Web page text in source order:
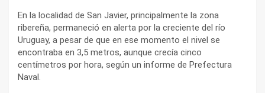
En la localidad de San Javier, principalmente la zona
ribereña, permaneció en alerta por la creciente del río
Uruguay, a pesar de que en ese momento el nivel se
encontraba en 3,5 metros, aunque crecía cinco
centímetros por hora, según un informe de Prefectura
Naval.